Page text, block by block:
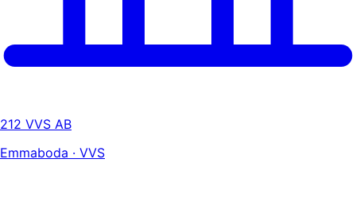
212 VVS AB
Emmaboda · VVS